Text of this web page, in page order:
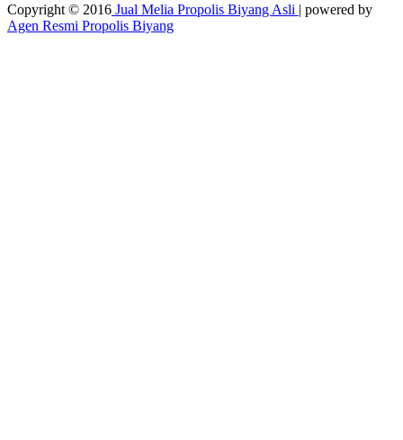
Copyright © 2016 Jual Melia Propolis Biyang Asli | powered by
Agen Resmi Propolis Biyang